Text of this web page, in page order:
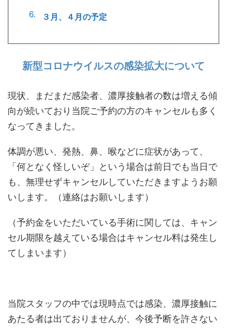
３月、４月の予定
新型コロナウイルスの感染拡大について
現状、まだまだ感染者、濃厚接触者の数は増える傾
向が続いており当院ご予約の方のキャンセルも多く
なってきました。
体調が悪い、発熱、鼻、喉などに症状があって、
「何となく怪しいぞ」という場合は前日でも当日で
も、無理せずキャンセルしていただきますようお願
いします。（連絡はお願いします）
（予約金をいただいている手術に関しては、キャン
セル期限を越えている場合はキャンセル料は発生し
てしまいます）
当院スタッフの中では現時点では感染、濃厚接触に
あたる者は出ておりませんが、今後予断を許さない